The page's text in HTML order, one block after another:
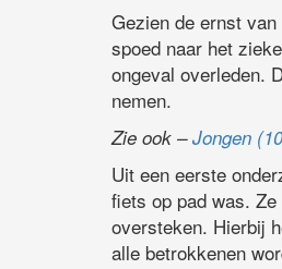
Gezien de ernst
spoed naar het
ongeval overleden.
nemen.
Zie ook –Jongen
Uit een eerste
fiets op pad was.
oversteken. Hierbij
alle betrokkenen